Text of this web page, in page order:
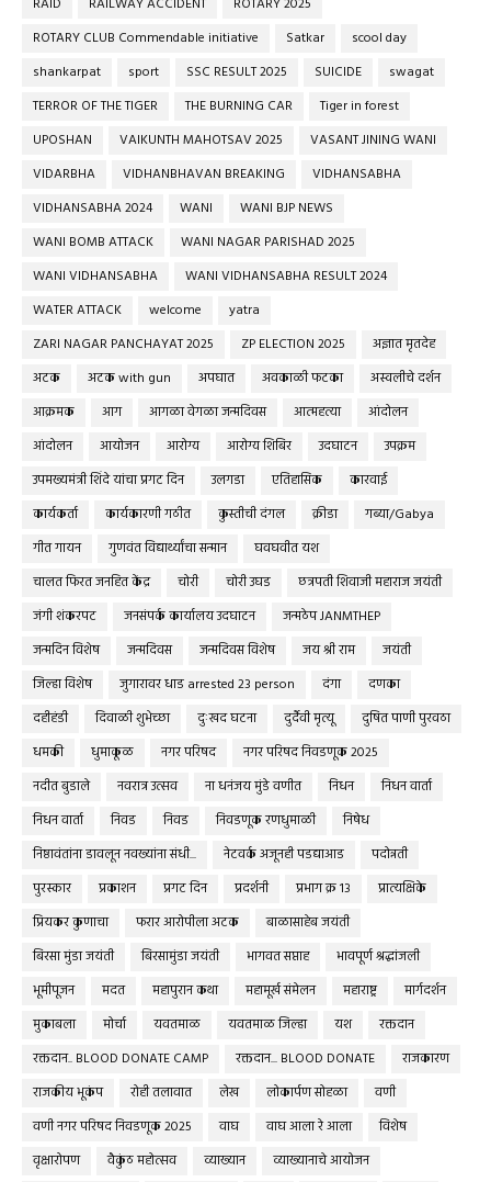
ROTARY CLUB Commendable initiative
Satkar
scool day
shankarpat
sport SSC RESULT 2025 SUICIDE
swagat
TERROR OF THE TIGER
THE BURNING CAR
Tiger in forest
UPOSHAN
VAIKUNTH MAHOTSAV 2025
VASANT JINING WANI
VIDARBHA
VIDHANBHAVAN BREAKING
VIDHANSABHA
VIDHANSABHA 2024
WANI
WANI BJP NEWS
WANI BOMB ATTACK
WANI NAGAR PARISHAD 2025
WANI VIDHANSABHA
WANI VIDHANSABHA RESULT 2024
WATER ATTACK
welcome
yatra
ZARI NAGAR PANCHAYAT 2025
ZP ELECTION 2025
अज्ञात मृतदेह
अटक
अटक with gun अपघात अवकाळी फटका
अस्वलीचे दर्शन
आक्रमक
आग आगळा वेगळा जन्मदिवस आत्महत्या
आंदोलन
आंदोलन
आयोजन आरोग्य आरोग्य शिबिर उदघाटन
उपक्रम
उपमख्यमंत्री शिंदे यांचा प्रगट दिन
उलगडा एतिहासिक
कारवाई
कार्यकर्ता
कार्यकारणी गठीत कुस्तीची दंगल क्रीडा
गब्या/Gabya
गीत गायन
गुणवंत विद्यार्थ्यांचा सन्मान
घवघवीत यश
चालत फिरत जनहित केंद्र
चोरी चोरी उघड
छत्रपती शिवाजी महाराज जयंती
जंगी शंकरपट
जनसंपर्क कार्यालय उदघाटन
जन्मठेप JANMTHEP
जन्मदिन विशेष
जन्मदिवस जन्मदिवस विशेष जय श्री राम
जयंती
जिल्हा विशेष
जुगारावर धाड arrested 23 person दंगा
दणका
दहीहंडी
दिवाळी शुभेच्छा दुःखद घटना दुर्दैवी मृत्यू
दुषित पाणी पुरवठा
धमकी
धुमाकूळ नगर परिषद
नगर परिषद निवडणूक 2025
नदीत बुडाले
नवरात्र उत्सव ना धनंजय मुंडे वणीत निधन
निधन वार्ता
निधन वार्ता
निवड निवड निवडणूक रणधुमाळी
निषेध
निष्ठावंतांना डावलून नवख्यांना संधी...
नेटवर्क अजूनही पडद्याआड
पदोन्नती
पुरस्कार
प्रकाशन प्रगट दिन प्रदर्शनी प्रभाग क्र १३
प्रात्यक्षिके
प्रियकर कुणाचा
फरार आरोपीला अटक
बाळासाहेब जयंती
बिरसा मुंडा जयंती
बिरसामुंडा जयंती भागवत सप्ताह
भावपूर्ण श्रद्धांजली
भूमीपूजन
मदत महापुरान कथा महामूर्ख संमेलन महाराष्ट्र
मार्गदर्शन
मुकाबला
मोर्चा यवतमाळ यवतमाळ जिल्हा यश
रक्तदान
रक्तदान.. BLOOD DONATE CAMP
रक्तदान... BLOOD DONATE
राजकारण
राजकीय भूकंप
रोही तलावात लेख लोकार्पण सोहळा
वणी
वणी नगर परिषद निवडणूक 2025
वाघ वाघ आला रे आला
विशेष
वृक्षारोपण
वैकुंठ महोत्सव व्याख्यान
व्याख्यानाचे आयोजन